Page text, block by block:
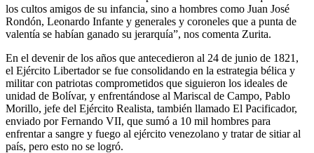
los cultos amigos de su infancia, sino a hombres como Juan José
Rondón, Leonardo Infante y generales y coroneles que a punta de
valentía se habían ganado su jerarquía”, nos comenta Zurita.
En el devenir de los años que antecedieron al 24 de junio de 1821,
el Ejército Libertador se fue consolidando en la estrategia bélica y
militar con patriotas comprometidos que siguieron los ideales de
unidad de Bolívar, y enfrentándose al Mariscal de Campo, Pablo
Morillo, jefe del Ejército Realista, también llamado El Pacificador,
enviado por Fernando VII, que sumó a 10 mil hombres para
enfrentar a sangre y fuego al ejército venezolano y tratar de sitiar al
país, pero esto no se logró.